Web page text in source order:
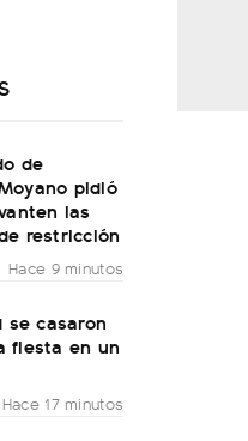
de
pidió
las
restricción
Hace 9 minutos
se casaron
fiesta en un
Hace 17 minutos